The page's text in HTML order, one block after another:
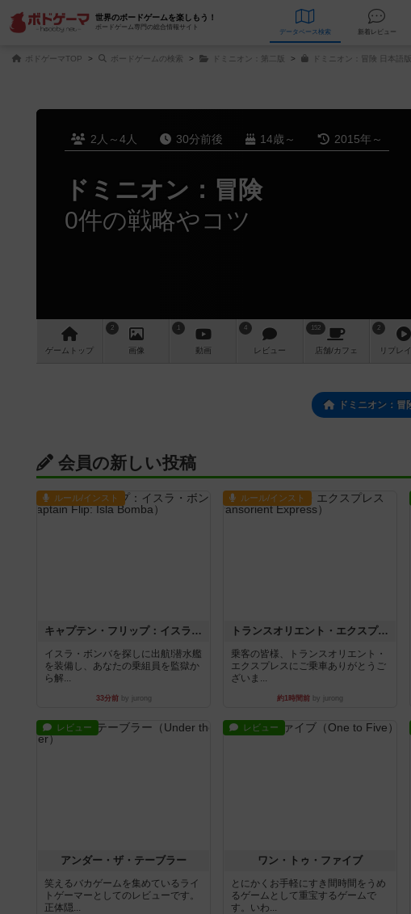
世界のボードゲームを楽しもう！
ボードゲーム専門の総合情報サイト
データベース 検索 新
ボドゲーマTOP ボードゲームの検索 ドミニオン：第二版 ドミニオン：冒険 日本語
2人～4人 30分前後 14歳～ 2015年～
ドミニオン：冒険
0件の戦略やコツ
ゲーム トップ
2
画像
1
動画
4
レビュー
152
店舗/カフェ
2
リプレイ
ドミニオン：
会員の新しい投稿
ルール/インスト
キャプテン・フリップ：イスラ・ボンバ
イスラ・ボンバを探しに出航!潜水艦
を装備し、あなたの乗組員を監獄か
ら解...
33分前by jurong
ルール/インスト
トランスオリエント・エクスプレス
乗客の皆様、トランスオリエント・
エクスプレスにご乗車ありがとうご
ざいま...
約1時間前 by jurong
レビュー
アンダー・ザ・テーブラー
笑えるバカゲームを集めているライ
トゲーマーとしてのレビューです。
正体隠...
レビュー
ワン・トゥ・ファイブ
とにかくお手軽にすき間時間をうめ
るゲームとして重宝するゲームで
す。いわ...